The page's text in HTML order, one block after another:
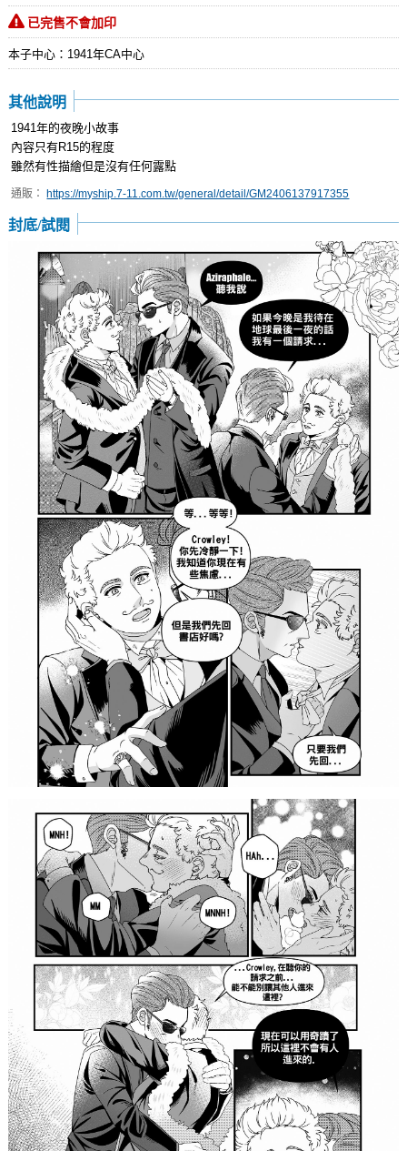
已完售不會加印
本子中心：1941年CA中心
其他說明
1941年的夜晚小故事
內容只有R15的程度
雖然有性描繪但是沒有任何露點
通販： https://myship.7-11.com.tw/general/detail/GM2406137917355
封底/試閱